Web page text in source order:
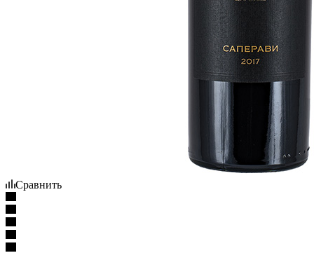
Сравнить